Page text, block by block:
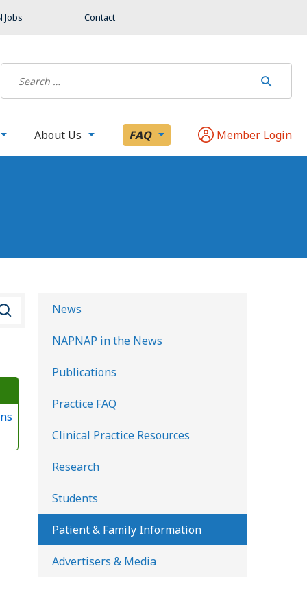
Jobs Contact
About Us FAQ Member Login
News
NAPNAP in the News
Publications
Practice FAQ
Clinical Practice Resources
Research
Students
Patient & Family Information
Advertisers & Media